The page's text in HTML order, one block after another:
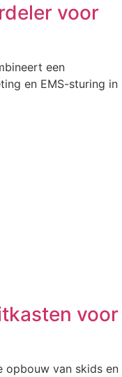
voor
een
en EMS-sturing in
voor
opbouw van skids en